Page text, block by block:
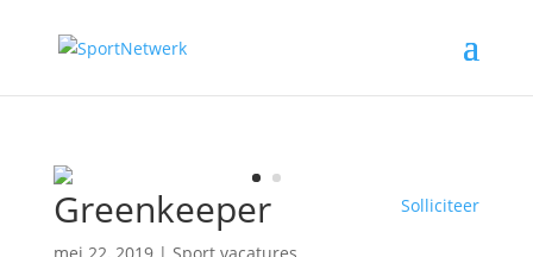
Solliciteer
Greenkeeper